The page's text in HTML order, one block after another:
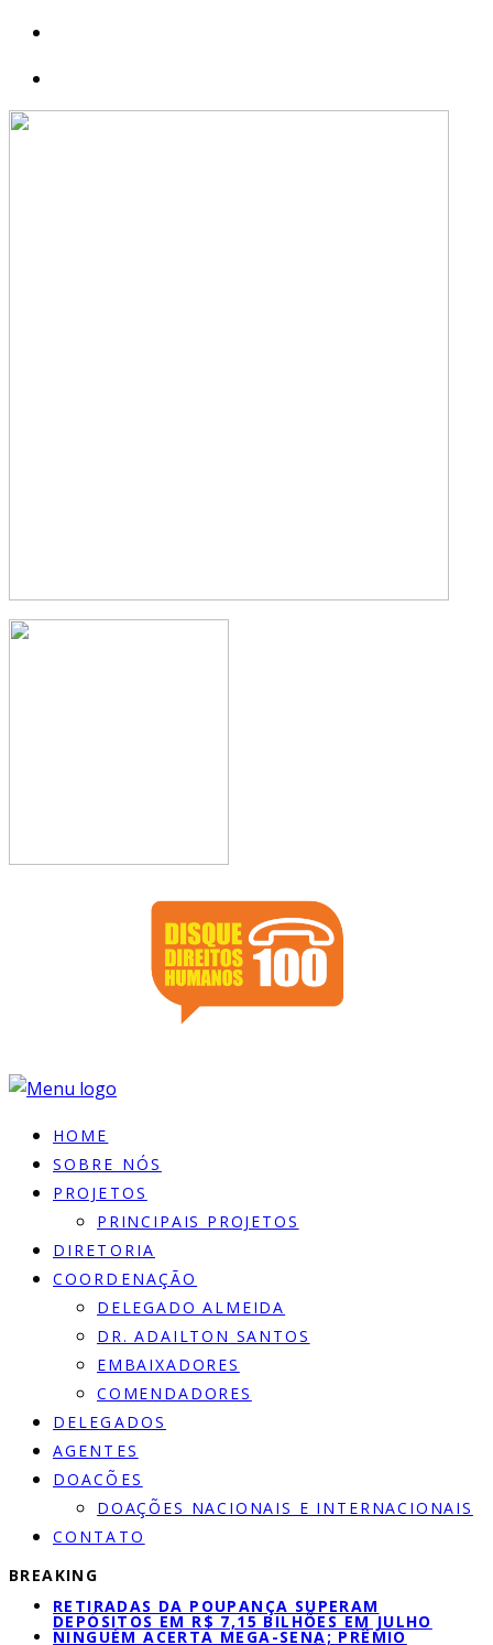
HOME
SOBRE NÓS
PROJETOS
PRINCIPAIS PROJETOS
DIRETORIA
COORDENAÇÃO
DELEGADO ALMEIDA
DR. ADAILTON SANTOS
EMBAIXADORES
COMENDADORES
DELEGADOS
AGENTES
DOACÕES
DOAÇÕES NACIONAIS E INTERNACIONAIS
CONTATO
BREAKING
RETIRADAS DA POUPANÇA SUPERAM
DEPÓSITOS EM R$ 7,15 BILHÕES EM JULHO
NINGUÉM ACERTA MEGA-SENA; PRÊMIO